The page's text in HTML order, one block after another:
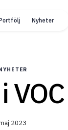
Nyheter
2023